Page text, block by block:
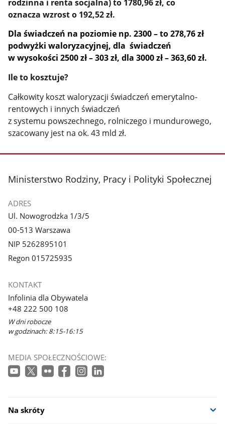
rodzinna i renta socjalna) to 1780,96 zł, co
oznacza wzrost o 192,52 zł.
Dla świadczeń na poziomie np. 2300 – to 278,76 zł
podwyżki waloryzacyjnej, dla świadczeń
w wysokości 2500 zł – 303 zł, dla 3000 zł – 363,60 zł.
Ile to kosztuje?
Całkowity koszt waloryzacji świadczeń emerytalno-
rentowych i innych świadczeń
z systemu powszechnego, rolniczego i mundurowego,
szacowany jest na ok. 43 mld zł.
stopka
Ministerstwo Rodziny, Pracy i Polityki Społecznej
ADRES
Ul. Nowogrodzka 1/3/5
00-513 Warszawa
NIP 5262895101
Regon 015725935
KONTAKT
Infolinia dla Obywatela
+48 222 500 108
W dni robocze
w godzinach: 8:15-16:15
MEDIA SPOŁECZNOŚCIOWE:
Na skróty